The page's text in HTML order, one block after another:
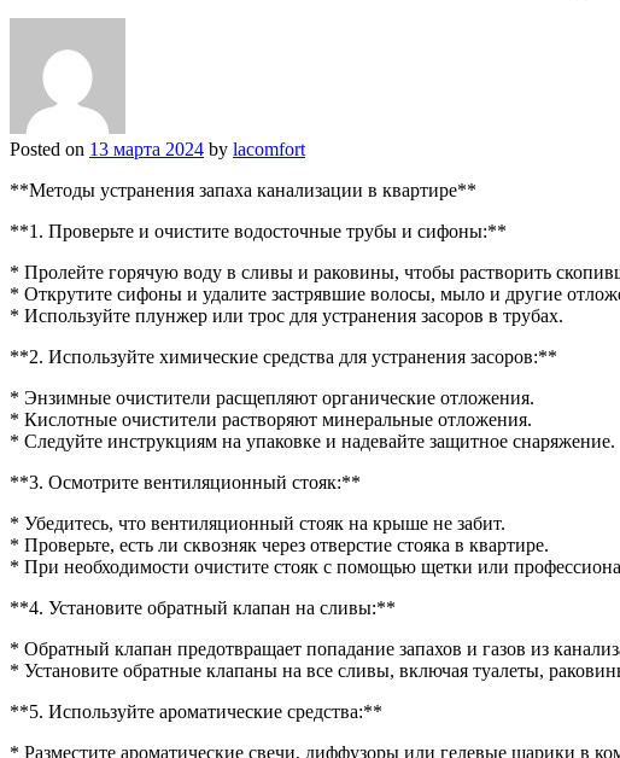
Posted on 13 марта 2024 by lacomfort
**Методы устранения запаха канализации в квартире**
**1. Проверьте и очистите водосточные трубы и сифоны:**
* Пролейте горячую воду в сливы и раковины, чтобы растворить
* Открутите сифоны и удалите застрявшие волосы, мыло и другие
* Используйте плунжер или трос для устранения засоров в трубах.
**2. Используйте химические средства для устранения засоров:**
* Энзимные очистители расщепляют органические отложения.
* Кислотные очистители растворяют минеральные отложения.
* Следуйте инструкциям на упаковке и надевайте защитное снаряжение.
**3. Осмотрите вентиляционный стояк:**
* Убедитесь, что вентиляционный стояк на крыше не забит.
* Проверьте, есть ли сквозняк через отверстие стояка в квартире.
* При необходимости очистите стояк с помощью щетки или
**4. Установите обратный клапан на сливы:**
* Обратный клапан предотвращает попадание запахов и газов из
* Установите обратные клапаны на все сливы, включая туалеты,
**5. Используйте ароматические средства:**
* Разместите ароматические свечи, диффузоры или гелевые шарики в